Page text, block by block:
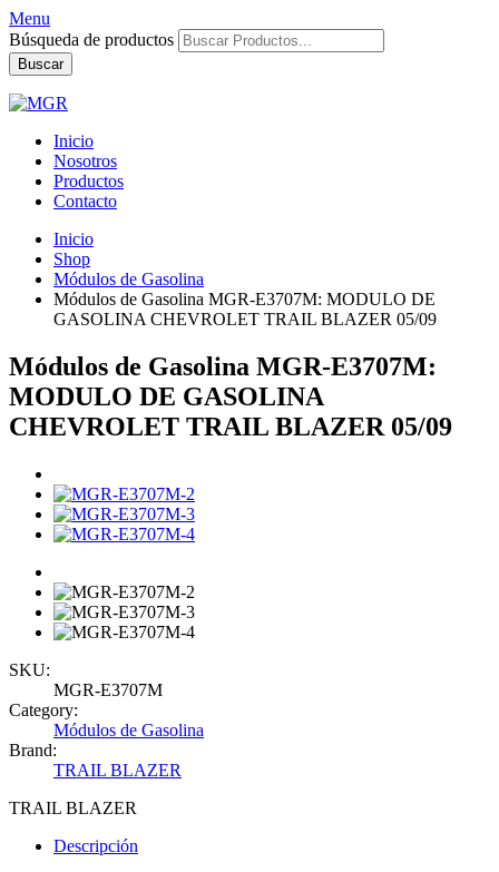
Menu
Búsqueda de productos
Buscar
Inicio
Nosotros
Productos
Contacto
Inicio
Shop
Módulos de Gasolina
Módulos de Gasolina MGR-E3707M: MODULO DE
GASOLINA CHEVROLET TRAIL BLAZER 05/09
Módulos de Gasolina MGR-E3707M:
MODULO DE GASOLINA
CHEVROLET TRAIL BLAZER 05/09
SKU:
MGR-E3707M
Category:
Módulos de Gasolina
Brand:
TRAIL BLAZER
TRAIL BLAZER
Descripción